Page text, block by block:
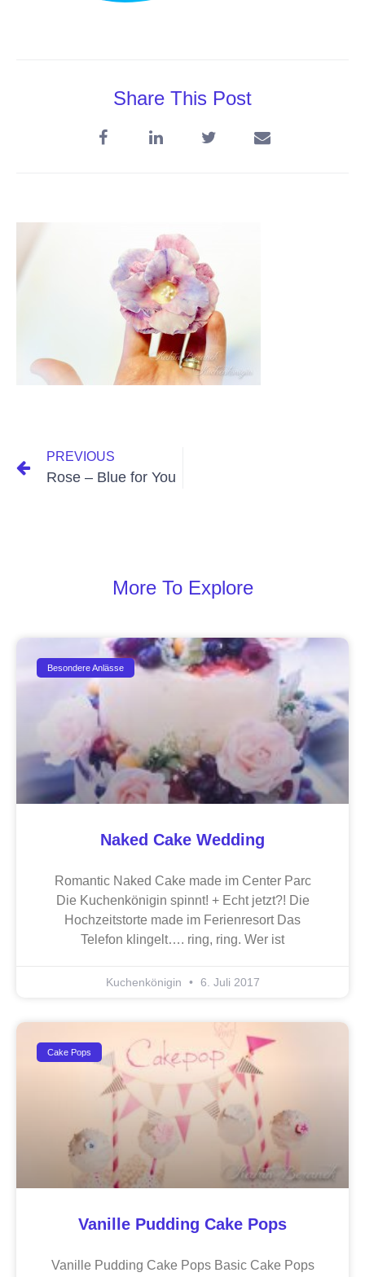
Share This Post
PREVIOUS
Rose – Blue for You
More To Explore
Besondere Anlässe
Naked Cake Wedding
Romantic Naked Cake made im Center Parc
Die Kuchenkönigin spinnt! + Echt jetzt?! Die
Hochzeitstorte made im Ferienresort Das
Telefon klingelt…. ring, ring. Wer ist
Kuchenkönigin 6. Juli 2017
Cake Pops
Vanille Pudding Cake Pops
Vanille Pudding Cake Pops Basic Cake Pops